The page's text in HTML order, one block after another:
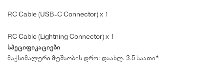
RC Cable (USB-C Connector) x 1
RC Cable (Lightning Connector) x 1
სპეციფიკაციები
მაქსიმალური მუშაობის დრო: დაახლ. 3.5 საათი*